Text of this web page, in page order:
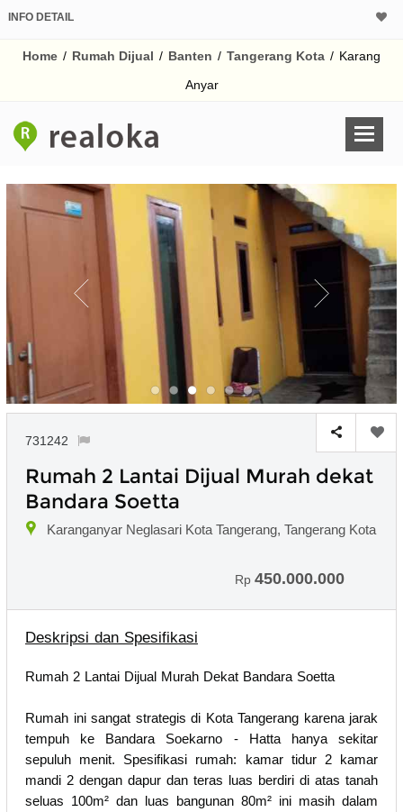
INFO DETAIL
Home / Rumah Dijual / Banten / Tangerang Kota / Karang
Anyar
731242
Rumah 2 Lantai Dijual Murah dekat
Bandara Soetta
Karanganyar Neglasari Kota Tangerang, Tangerang Kota
Rp 450.000.000
Deskripsi dan Spesifikasi
Rumah 2 Lantai Dijual Murah Dekat Bandara Soetta
Rumah ini sangat strategis di Kota Tangerang karena jarak
tempuh ke Bandara Soekarno - Hatta hanya sekitar
sepuluh menit. Spesifikasi rumah: kamar tidur 2 kamar
mandi 2 dengan dapur dan teras luas berdiri di atas tanah
seluas 100m² dan luas bangunan 80m² ini masih dalam
Harga Rp
% /th
Untuk hasil simulasi
pada kotak-